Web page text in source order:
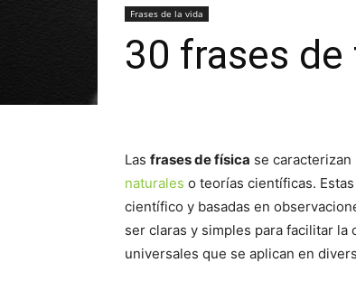
Frases de la vida
30 frases
Las frases de física se
naturales o teorías científicas.
científico y basadas en
ser claras y simples para facilitar
universales que se aplican en